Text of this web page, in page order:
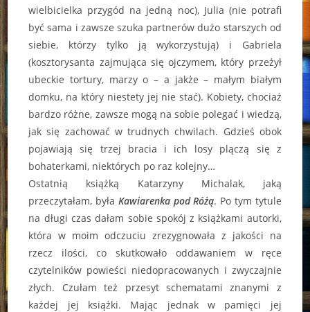
wielbicielka przygód na jedną noc), Julia (nie potrafi
być sama i zawsze szuka partnerów dużo starszych od
siebie, którzy tylko ją wykorzystują) i Gabriela
(kosztorysanta zajmująca się ojczymem, który przeżył
ubeckie tortury, marzy o – a jakże – małym białym
domku, na który niestety jej nie stać). Kobiety, chociaż
bardzo różne, zawsze mogą na sobie polegać i wiedzą,
jak się zachować w trudnych chwilach. Gdzieś obok
pojawiają się trzej bracia i ich losy plączą się z
bohaterkami, niektórych po raz kolejny…
Ostatnią książką Katarzyny Michalak, jaką
przeczytałam, była Kawiarenka pod Różą. Po tym tytule
na długi czas dałam sobie spokój z książkami autorki,
która w moim odczuciu zrezygnowała z jakości na
rzecz ilości, co skutkowało oddawaniem w ręce
czytelników powieści niedopracowanych i zwyczajnie
złych. Czułam też przesyt schematami znanymi z
każdej jej książki. Mając jednak w pamięci jej